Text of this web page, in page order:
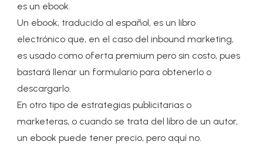
es un ebook.
Un ebook, traducido al español, es un libro
electrónico que, en el caso del inbound marketing,
es usado como oferta premium pero sin costo, pues
bastará llenar un formulario para obtenerlo o
descargarlo.
En otro tipo de estrategias publicitarias o
marketeras, o cuando se trata del libro de un autor,
un ebook puede tener precio, pero aquí no.